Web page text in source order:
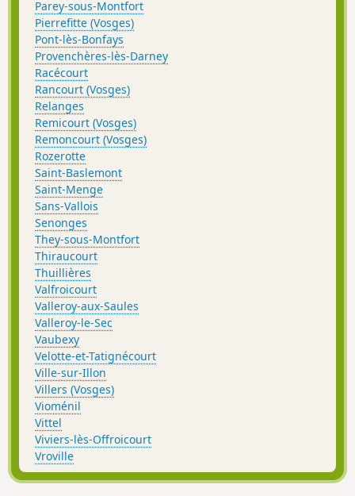
Parey-sous-Montfort
Pierrefitte (Vosges)
Pont-lès-Bonfays
Provenchères-lès-Darney
Racécourt
Rancourt (Vosges)
Relanges
Remicourt (Vosges)
Remoncourt (Vosges)
Rozerotte
Saint-Baslemont
Saint-Menge
Sans-Vallois
Senonges
They-sous-Montfort
Thiraucourt
Thuillières
Valfroicourt
Valleroy-aux-Saules
Valleroy-le-Sec
Vaubexy
Velotte-et-Tatignécourt
Ville-sur-Illon
Villers (Vosges)
Vioménil
Vittel
Viviers-lès-Offroicourt
Vroville